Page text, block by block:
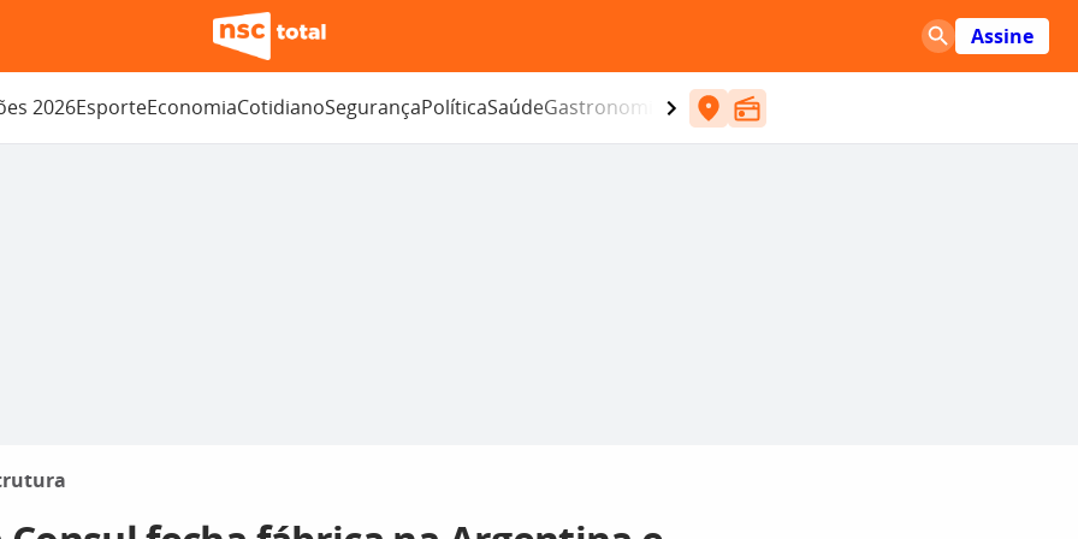
Assine
2026EsporteEconomiaCotidianoSegurançaPolíticaSaúdeGastronomia Entretenimento